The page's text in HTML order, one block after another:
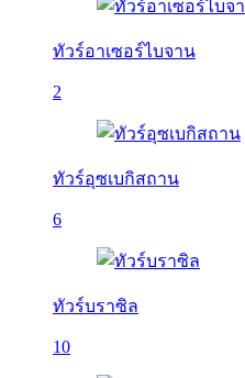
ทัวร์อาเซอร์ไบจาน
2
ทัวร์อุซเบกิสถาน
6
ทัวร์บราซิล
10